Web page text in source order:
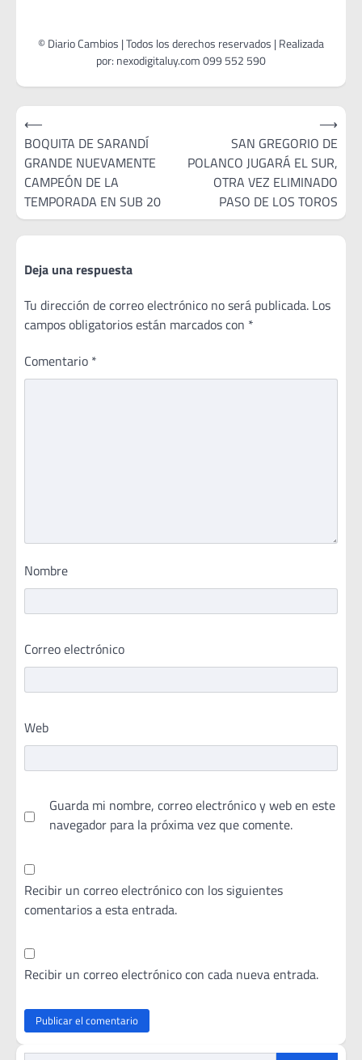
Navegación
de
entradas
⟵
BOQUITA DE SARANDÍ
GRANDE NUEVAMENTE
CAMPEÓN DE LA
TEMPORADA EN SUB 20
SAN GREGORIO DE
POLANCO JUGARÁ EL SUR,
OTRA VEZ ELIMINADO
PASO DE LOS TOROS
⟶
Deja una respuesta
Tu dirección de correo electrónico no será publicada. Los
campos obligatorios están marcados con *
Comentario *
Nombre
Correo electrónico
Web
Guarda mi nombre, correo electrónico y web en este
navegador para la próxima vez que comente.
Recibir un correo electrónico con los siguientes
comentarios a esta entrada.
Recibir un correo electrónico con cada nueva entrada.